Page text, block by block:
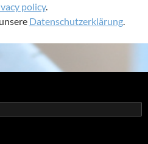
policy.
Datenschutzerklärung.